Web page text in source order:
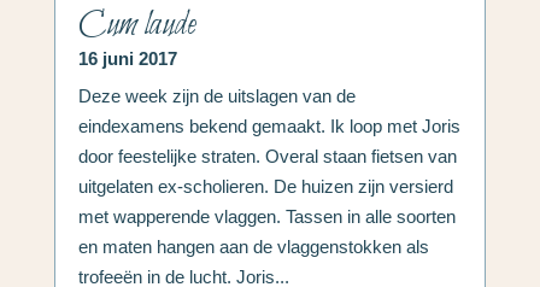
Cum laude
16 juni 2017
Deze week zijn de uitslagen van de
eindexamens bekend gemaakt. Ik loop met Joris
door feestelijke straten. Overal staan fietsen van
uitgelaten ex-scholieren. De huizen zijn versierd
met wapperende vlaggen. Tassen in alle soorten
en maten hangen aan de vlaggenstokken als
trofeeën in de lucht. Joris...